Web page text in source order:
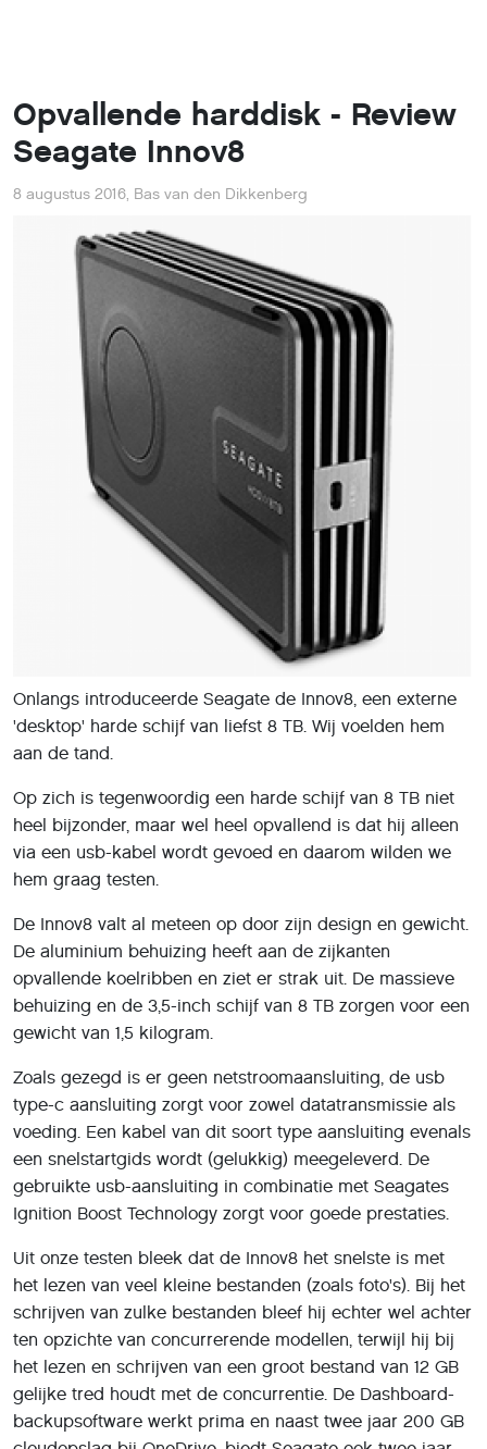
Opvallende harddisk - Review
Seagate Innov8
8 augustus 2016, Bas van den Dikkenberg
Onlangs introduceerde Seagate de Innov8, een externe
'desktop' harde schijf van liefst 8 TB. Wij voelden hem
aan de tand.
Op zich is tegenwoordig een harde schijf van 8 TB niet
heel bijzonder, maar wel heel opvallend is dat hij alleen
via een usb-kabel wordt gevoed en daarom wilden we
hem graag testen.
De Innov8 valt al meteen op door zijn design en gewicht.
De aluminium behuizing heeft aan de zijkanten
opvallende koelribben en ziet er strak uit. De massieve
behuizing en de 3,5-inch schijf van 8 TB zorgen voor een
gewicht van 1,5 kilogram.
Zoals gezegd is er geen netstroomaansluiting, de usb
type-c aansluiting zorgt voor zowel datatransmissie als
voeding. Een kabel van dit soort type aansluiting evenals
een snelstartgids wordt (gelukkig) meegeleverd. De
gebruikte usb-aansluiting in combinatie met Seagates
Ignition Boost Technology zorgt voor goede prestaties.
Uit onze testen bleek dat de Innov8 het snelste is met
het lezen van veel kleine bestanden (zoals foto's). Bij het
schrijven van zulke bestanden bleef hij echter wel achter
ten opzichte van concurrerende modellen, terwijl hij bij
het lezen en schrijven van een groot bestand van 12 GB
gelijke tred houdt met de concurrentie. De Dashboard-
backupsoftware werkt prima en naast twee jaar 200 GB